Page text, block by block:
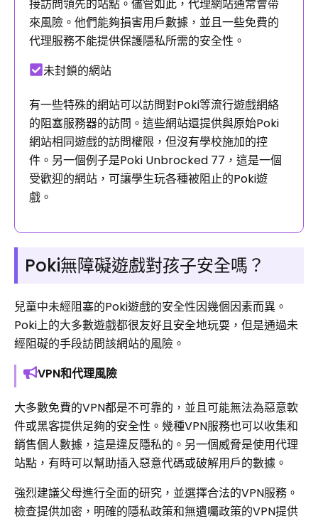
接訪問領先的站點。儘管如此，代理網站通常會帶
來風險。他們能夠損害用戶數據，並且一些免費的
代理服務不能提供保護隱私所需的安全性。
未封鎖的網站
有一些特殊的網站可以訪問對Poki等流行遊戲網絡
的阻塞服務器的訪問。這些網站還提供與原始Poki
網站相同遊戲的訪問權限，但沒有學校施加的控
件。另一個例子是Poki Unbrocked 77，這是一個
受歡迎的網站，可讓學生玩各種被阻止的Poki遊
戲。
Poki無障礙遊戲對孩子安全嗎？
兒童中未經阻塞的Poki遊戲的安全性因幾個因素而異。
Poki上的大多數遊戲都很友好且安全地玩耍，但是通過未
經阻礙的手段訪問該網站的風險。
VPN和代理風險
大多數免費的VPN都是不可靠的，並且可能無法為惡意軟
件或黑客提供足夠的安全性。幾種VPN服務也可以收集和
銷售個人數據，這是違反隱私的。另一個威脅是使用代理
站點，有時可以幫助插入惡意代碼或破解用戶的數據。
強烈建議父母進行全面的研究，並選擇合法的VPN服務。
檢查提供加密，明確的隱私政策和無遺囑政策的VPN提供